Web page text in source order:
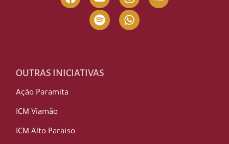
OUTRAS INICIATIVAS
Ação Paramita
ICM Viamão
ICM Alto Paraíso